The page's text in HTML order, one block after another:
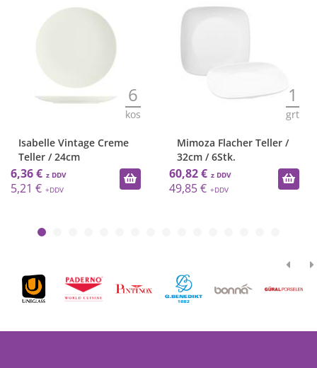
1
grt
Mimoza Flacher Teller /
32cm / 6Stk.
60,82 €
49,85 €
1
grt
Banquet Teller flach /
25cm / 12Stk
58,69 €
48,11 €